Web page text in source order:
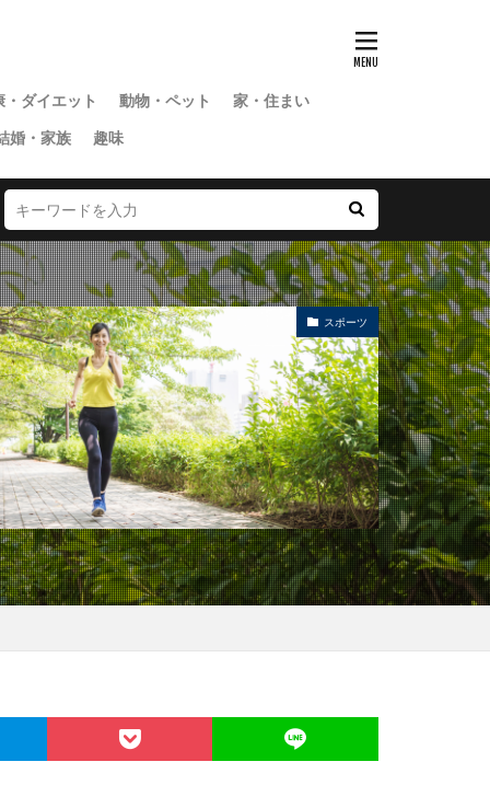
・ダイエット 動物・ペット
家・住まい
婚・家族 趣味
スポーツ